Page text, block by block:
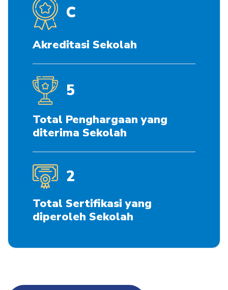
C
Akreditasi Sekolah
5
Total Penghargaan yang
diterima Sekolah
2
Total Sertifikasi yang
diperoleh Sekolah